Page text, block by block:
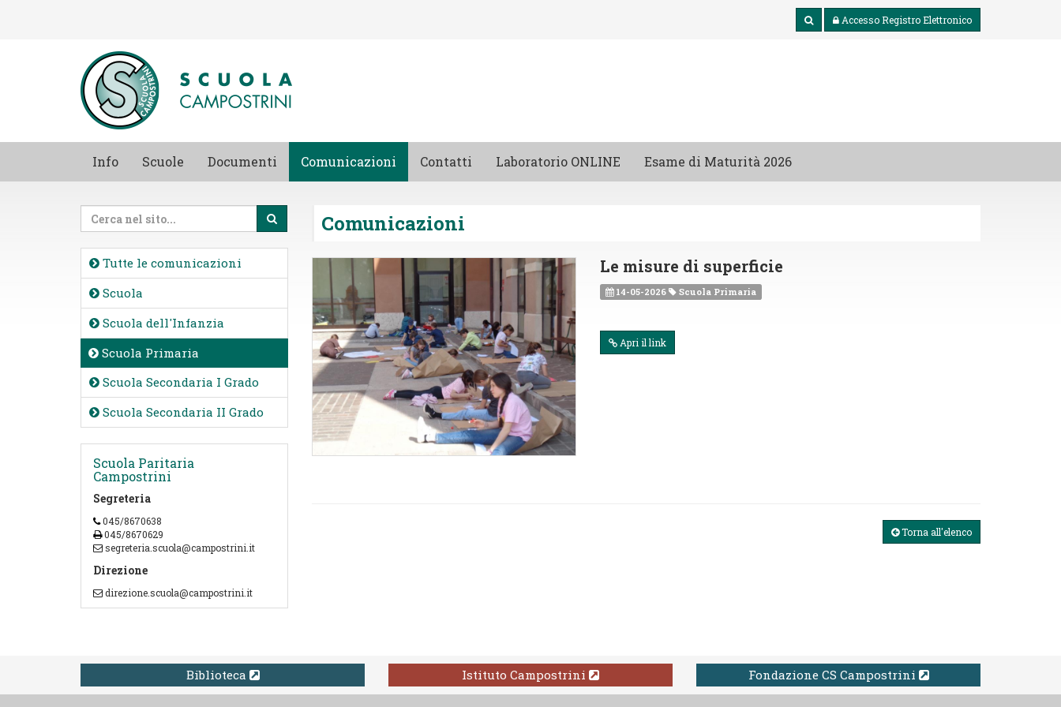
AccessoRegistro Elettronico
Info Scuole Documenti Comunicazioni Contatti Laboratorio ONLINE Esame di Maturità 2026
Comunicazioni
Le misure di superficie
14-05-2026 Scuola Primaria
Apri il link
Torna all'elenco
Tutte le comunicazioni
Scuola
Scuola dell'Infanzia
Scuola Primaria
Scuola Secondaria I Grado
Scuola Secondaria II Grado
Scuola Paritaria
Campostrini
Segreteria
045/8670638
045/8670629
segreteria.scuola@campostrini.it
Direzione
direzione.scuola@campostrini.it
Biblioteca Istituto Campostrini Fondazione CS Campostrini